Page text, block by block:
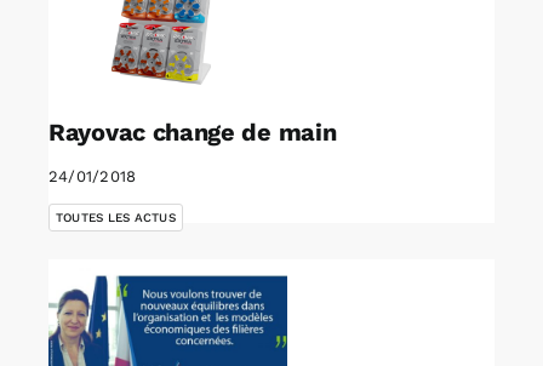
Rayovac change de main
24/01/2018
TOUTES LES ACTUS